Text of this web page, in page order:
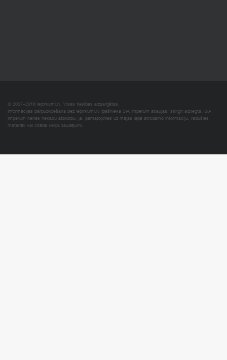
© 2007–2018 Iepirkumi.lv. Visas tiesības aizsargātas.
Informācijas pārpublicēšana bez iepirkumi.lv īpašnieka SIA Imperum atļaujas, stingri aizliegta. SIA
Imperum nenes nekādu atbildību, ja, pamatojoties uz mājas lapā atrodamo informāciju, radušies
materiāli vai citāda veida zaudējumi.